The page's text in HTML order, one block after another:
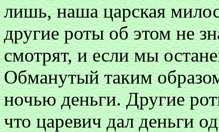
лишь, наша царская
другие роты об этом не
смотрят, и если мы
Обманутый таким
ночью деньги. Другие
что царевич дал деньги